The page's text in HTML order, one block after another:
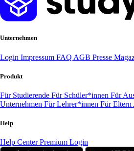
Unternehmen
Login Impressum FAQ AGB Presse
Produkt
Für Studierende Für Schüler*innen Für
Unternehmen Für Lehrer*innen Für Eltern
Help
Help CenterPremium Login